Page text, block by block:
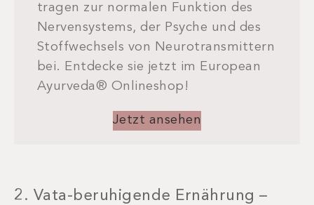
tragen zur normalen Funktion des
Nervensystems, der Psyche und des
Stoffwechsels von Neurotransmittern
bei. Entdecke sie jetzt im European
Ayurveda® Onlineshop!
Jetzt ansehen
2. Vata-beruhigende Ernährung –